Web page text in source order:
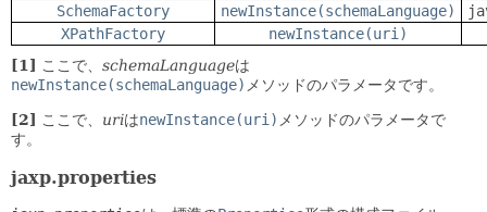
SchemaFactory
newInstance(schemaLanguage)
XPathFactory
newInstance(uri)
[1]
ここで、 schemaLanguageは
newInstance(schemaLanguage) メソッドのパラメータです。
[2]
ここで、 uriはnewInstance(uri) メソッドのパラメータで
す。
jaxp.properties